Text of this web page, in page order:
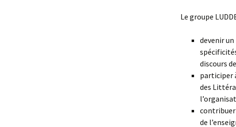
Le groupe
devenir
discours
participer
des
contribuer
de